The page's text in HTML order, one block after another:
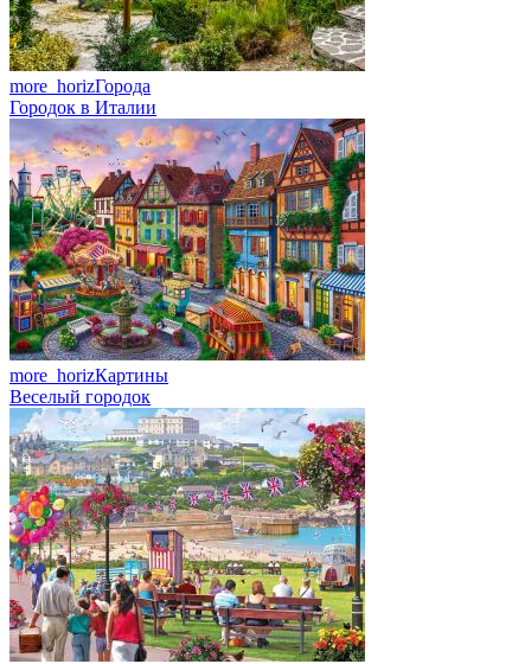
more_horizГорода
Городок в Италии
more_horizКартины
Веселый городок